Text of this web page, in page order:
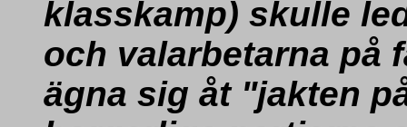
klasskamp) skulle
och valarbetarna på
ägna sig åt "jakten